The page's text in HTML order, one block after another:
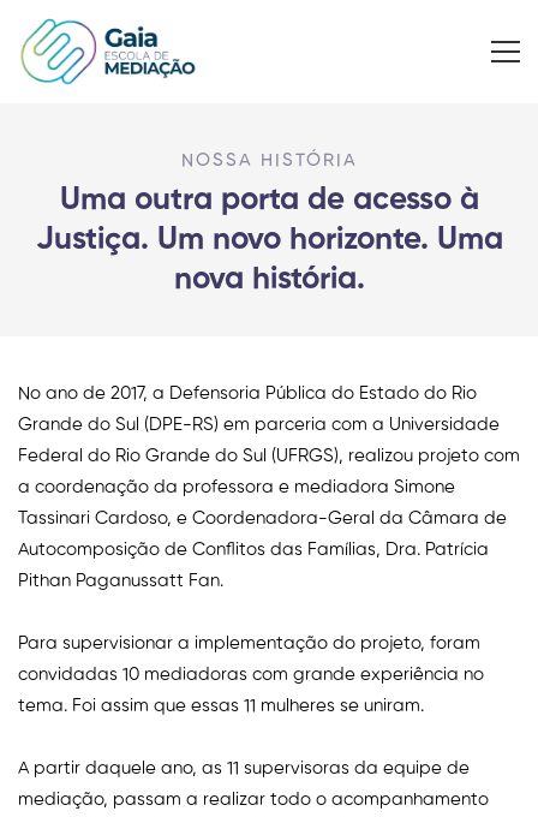
NOSSA HISTÓRIA
Uma outra porta de acesso à
Justiça. Um novo horizonte. Uma
nova história.
No ano de 2017, a Defensoria Pública do Estado do Rio
Grande do Sul (DPE-RS) em parceria com a Universidade
Federal do Rio Grande do Sul (UFRGS), realizou projeto com
a coordenação da professora e mediadora Simone
Tassinari Cardoso, e Coordenadora-Geral da Câmara de
Autocomposição de Conflitos das Famílias, Dra. Patrícia
Pithan Paganussatt Fan.
Para supervisionar a implementação do projeto, foram
convidadas 10 mediadoras com grande experiência no
tema. Foi assim que essas 11 mulheres se uniram.
A partir daquele ano, as 11 supervisoras da equipe de
mediação, passam a realizar todo o acompanhamento